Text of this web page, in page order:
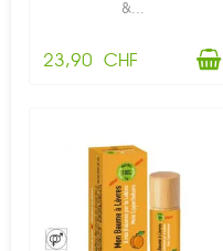
&...
23,90 CHF